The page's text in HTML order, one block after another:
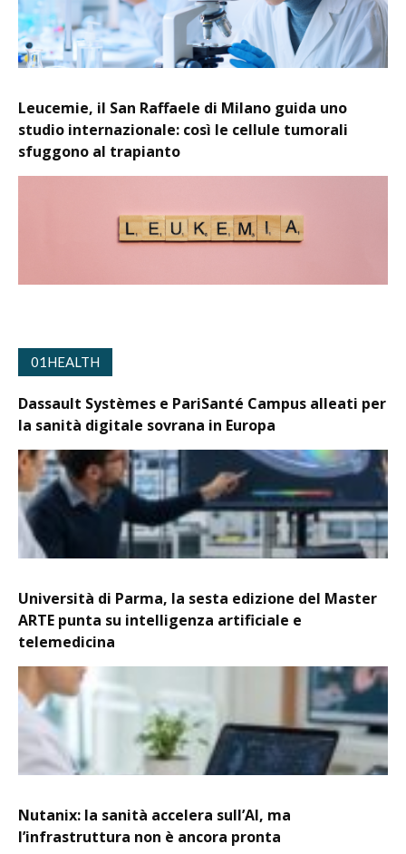
Leucemie, il San Raffaele di Milano guida uno
studio internazionale: così le cellule tumorali
sfuggono al trapianto
01HEALTH
Dassault Systèmes e PariSanté Campus alleati per
la sanità digitale sovrana in Europa
Università di Parma, la sesta edizione del Master
ARTE punta su intelligenza artificiale e
telemedicina
Nutanix: la sanità accelera sull’AI, ma
l’infrastruttura non è ancora pronta